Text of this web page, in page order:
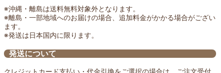
※沖縄・離島は送料無料対象外となります。
※離島・一部地域へのお届けの場合、追加料金がかかる場合がござい
ます。
※発送は日本国内に限ります。
発送について